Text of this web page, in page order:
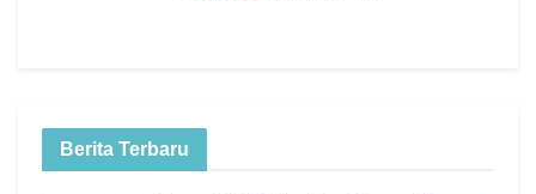
Berita Terbaru